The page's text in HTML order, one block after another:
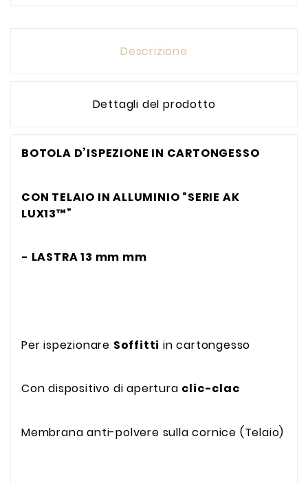
Descrizione
Dettagli del prodotto
BOTOLA D’ISPEZIONE IN CARTONGESSO
CON TELAIO IN ALLUMINIO “SERIE AK
LUX13™”
- LASTRA 13 mm mm
Per ispezionare Soffitti in cartongesso
Con dispositivo di apertura clic-clac
Membrana anti-polvere sulla cornice (Telaio)